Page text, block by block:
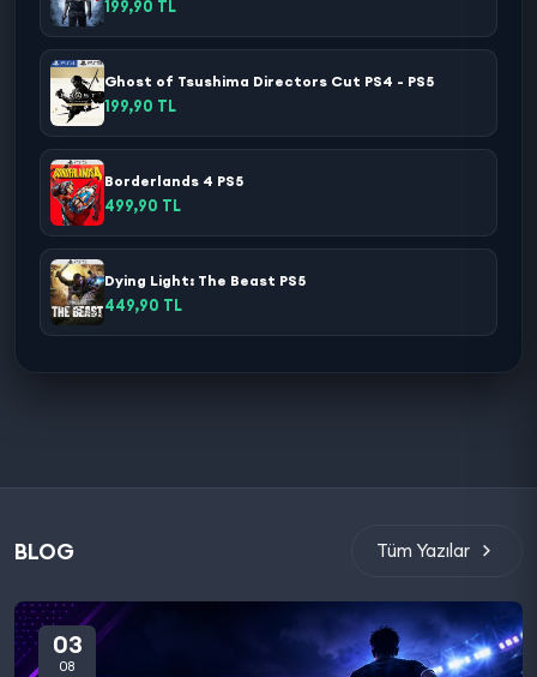
199,90 TL
Ghost of Tsushima Directors Cut PS4 - PS5
199,90 TL
Borderlands 4 PS5
499,90 TL
Dying Light: The Beast PS5
449,90 TL
BLOG Tüm Yazılar
03
08